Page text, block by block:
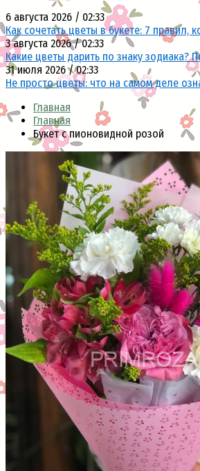
6 августа 2026 / 02:33
Как сочетать цветы в букете: 7 правил,
3 августа 2026 / 02:33
Какие цветы дарить по знаку зодиака?
31 июля 2026 / 02:33
Не просто цветы: что на самом деле
Главная
Главная
Букет с пионовидной розой